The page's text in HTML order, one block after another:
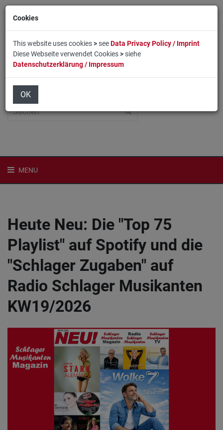
Home
MENU
Heute Neu: Die "Top 75
Playlist" auf Spotify und die
"Schlager Zugaben" auf
Radio Schlager Musikanten
KW19/2026
Cookies
This website uses cookies>seeData Privacy Policy / Imprint
Diese Webseite verwendet Cookies>siehe
Datenschutzerklärung / Impressum
OK